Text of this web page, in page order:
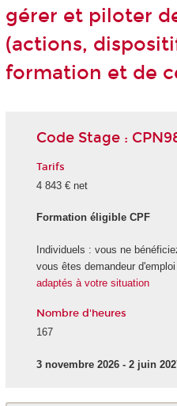
gérer et piloter
(actions,
formation et de
Code Stage :
Tarifs
4 843 € net
Formation éligible CPF
Individuels : vous ne
vous êtes demandeur
adaptés à votre situation
Nombre d'heures
167
3 novembre 2026 - 2 juin